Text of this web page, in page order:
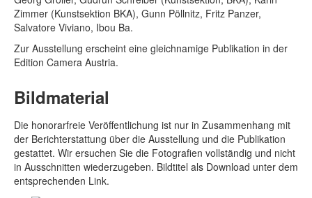
Zimmer (Kunstsektion BKA), Gunn Pöllnitz, Fritz Panzer,
Salvatore Viviano, Ibou Ba.
Zur Ausstellung erscheint eine gleichnamige Publikation in der
Edition Camera Austria.
Bildmaterial
Die honorarfreie Veröffentlichung ist nur in Zusammenhang mit
der Berichterstattung über die Ausstellung und die Publikation
gestattet. Wir ersuchen Sie die Fotografien vollständig und nicht
in Ausschnitten wiederzugeben. Bildtitel als Download unter dem
entsprechenden Link.